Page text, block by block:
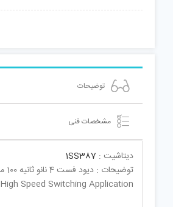
توضیحات
مشخصات فنی
دیتاشیت : 1SS387
توضیحات : دیود فست 4 نانو ثانیه 100 میلی آمپر 85 ولت
High Speed Switching Application